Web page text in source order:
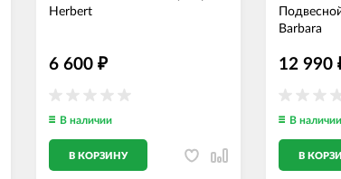
Herbert
6 600 ₽
В наличии
В КОРЗИНУ
Barbara
12 990
В наличии
В